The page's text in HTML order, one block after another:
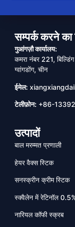
सम्पर्क करने का
गुआंगज़ौ कार्यालय:
कमरा नंबर 221,
ग्वांगडोंग, चीन
ईमेल:
टेलीफ़ोन: +86-
उत्पादों
बाल मरम्मत प्रणाली
हेयर वैक्स स्टिक
सनस्क्रीन क्रीम स्टिक
स्क्वैलेन में रेटिनॉल
नारियल कॉफी स्क्रब